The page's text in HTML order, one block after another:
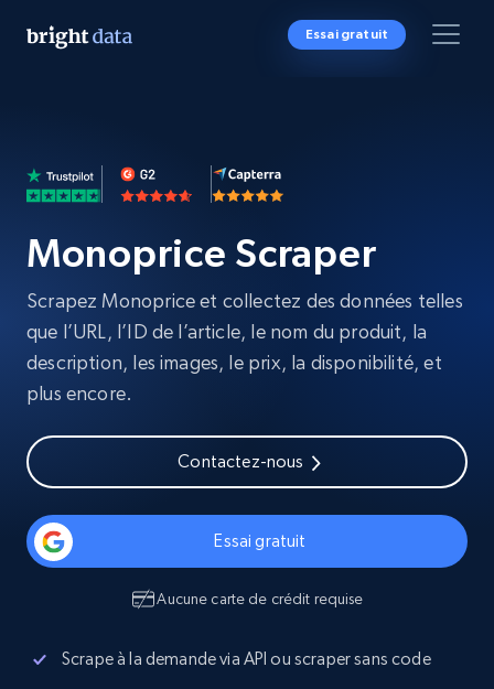
Essai gratuit
Monoprice Scraper
Scrapez Monoprice et collectez des données telles
que l’URL, l’ID de l’article, le nom du produit, la
description, les images, le prix, la disponibilité, et
plus encore.
Contactez-nous
Essai gratuit
Aucune carte de crédit requise
Scrape à la demande via API ou scraper sans code